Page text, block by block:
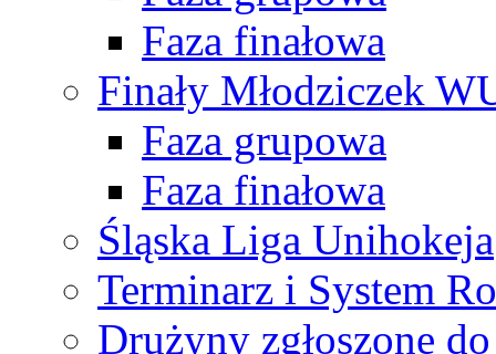
Faza finałowa
Finały Młodziczek
Faza grupowa
Faza finałowa
Śląska Liga Unihokeja
Terminarz i System
Drużyny zgłoszone